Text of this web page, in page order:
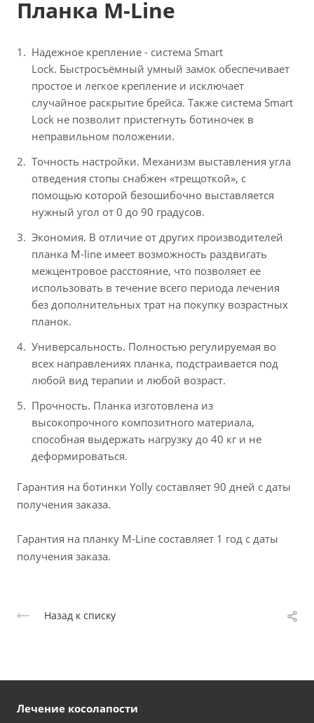
Планка M-Line
Надежное крепление - система Smart
Lock. Быстросъёмный умный замок обеспечивает
простое и легкое крепление и исключает
случайное раскрытие брейса. Также система Smart
Lock не позволит пристегнуть ботиночек в
неправильном положении.
Точность настройки. Механизм выставления угла
отведения стопы снабжен «трещоткой», с
помощью которой безошибочно выставляется
нужный угол от 0 до 90 градусов.
Экономия. В отличие от других производителей
планка M-line имеет возможность раздвигать
межцентровое расстояние, что позволяет ее
использовать в течение всего периода лечения
без дополнительных трат на покупку возрастных
планок.
Универсальность. Полностью регулируемая во
всех направлениях планка, подстраивается под
любой вид терапии и любой возраст.
Прочность. Планка изготовлена из
высокопрочного композитного материала,
способная выдержать нагрузку до 40 кг и не
деформироваться.
Гарантия на ботинки Yolly составляет 90 дней с даты
получения заказа.
Гарантия на планку M-Line составляет 1 год с даты
получения заказа.
Назад к списку
Лечение косолапости